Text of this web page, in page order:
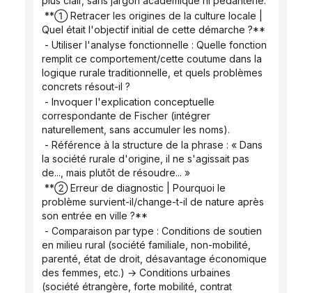
Quel était l'objectif initial de cette démarche ?**
remplit ce comportement/cette coutume dans la
logique rurale traditionnelle, et quels problèmes
concrets résout-il ?
correspondante de Fischer (intégrer
naturellement, sans accumuler les noms).
la société rurale d'origine, il ne s'agissait pas
de..., mais plutôt de résoudre... »
problème survient-il/change-t-il de nature après
son entrée en ville ?**
en milieu rural (société familiale, non-mobilité,
parenté, état de droit, désavantage économique
des femmes, etc.) → Conditions urbaines
(société étrangère, forte mobilité, contrat